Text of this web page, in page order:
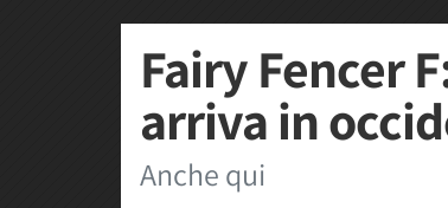
Fairy Fencer
arriva in
Anche qui